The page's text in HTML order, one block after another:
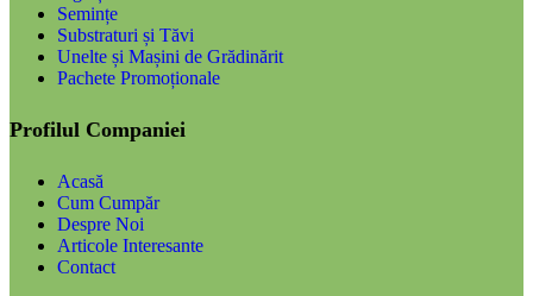
Semințe
Substraturi și Tăvi
Unelte și Mașini de Grădinărit
Pachete Promoționale
Profilul Companiei
Acasă
Cum Cumpăr
Despre Noi
Articole Interesante
Contact